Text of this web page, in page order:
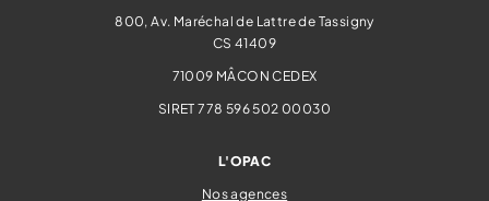
800, Av. Maréchal de Lattre de Tassigny
CS 41409
71009 MÂCON CEDEX
SIRET 778 596 502 00030
L'OPAC
Nos agences